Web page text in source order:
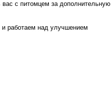
с питомцем за дополнительную
и работаем над улучшением